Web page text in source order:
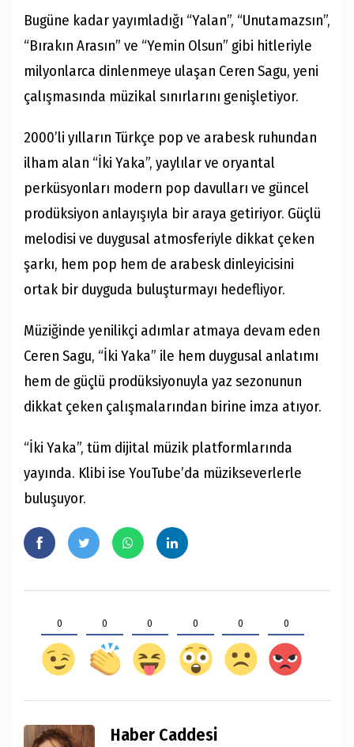
Bugüne kadar yayımladığı “Yalan”, “Unutamazsın”,
“Bırakın Arasın” ve “Yemin Olsun” gibi hitleriyle
milyonlarca dinlenmeye ulaşan Ceren Sagu, yeni
çalışmasında müzikal sınırlarını genişletiyor.
2000’li yılların Türkçe pop ve arabesk ruhundan
ilham alan “İki Yaka”, yaylılar ve oryantal
perküsyonları modern pop davulları ve güncel
prodüksiyon anlayışıyla bir araya getiriyor. Güçlü
melodisi ve duygusal atmosferiyle dikkat çeken
şarkı, hem pop hem de arabesk dinleyicisini
ortak bir duyguda buluşturmayı hedefliyor.
Müziğinde yenilikçi adımlar atmaya devam eden
Ceren Sagu, “İki Yaka” ile hem duygusal anlatımı
hem de güçlü prodüksiyonuyla yaz sezonunun
dikkat çeken çalışmalarından birine imza atıyor.
“İki Yaka”, tüm dijital müzik platformlarında
yayında. Klibi ise YouTube’da müzikseverlerle
buluşuyor.
0 0 0 0 0 0
Haber Caddesi